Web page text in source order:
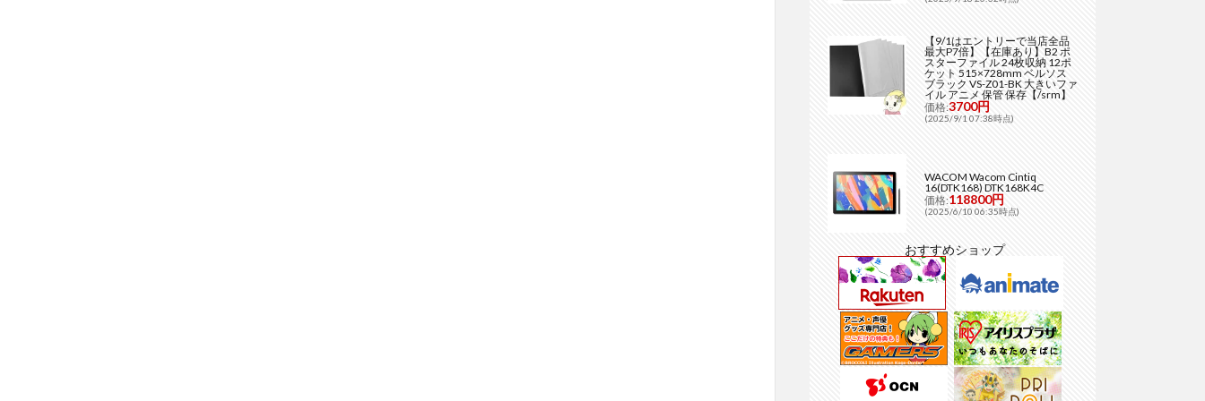
【9/1はエントリーで当店全品
最大P7倍】【在庫あり】B2 ポ
スターファイル 24枚収納 12ポ
ケット 515×728mm ベルソス
ブラック VS-Z01-BK 大きいファ
イル アニメ 保管 保存【/srm】
価格:3700円
(2025/9/1 07:38時点)
WACOM Wacom Cintiq
16(DTK168) DTK168K4C
価格:118800円
(2025/6/10 06:35時点)
おすすめショップ